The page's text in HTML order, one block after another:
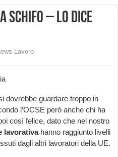
schifo – lo dice
Lavoro
dovrebbe guardare troppo in
l’OCSE però anche chi ha
così felice, dato che nel nostro
lavorativa hanno raggiunto livelli
dagli altri lavoratori della UE.